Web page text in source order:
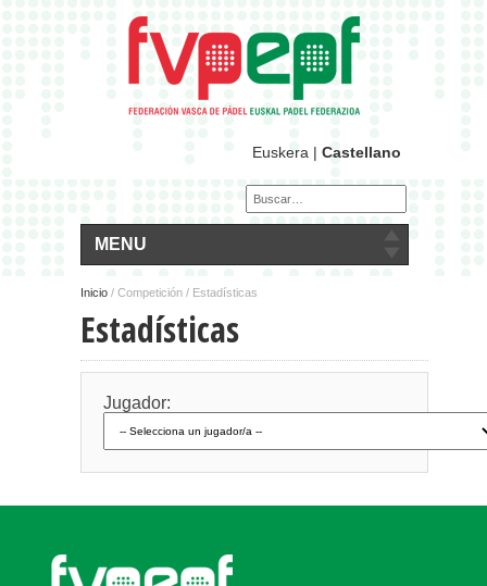
Euskera | Castellano
MENU
Inicio / Competición / Estadísticas
Estadísticas
Jugador: